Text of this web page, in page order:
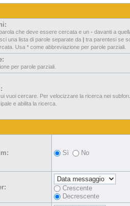
che deve essere cercata e un - davanti a
una lista di parole separate da | tra parentesi se
Usa * come abbreviazione per parole parziali.
per parole parziali.
vuoi cercare. Per velocizzare la ricerca nei
e abilita la ricerca.
Sì No
Crescente
Decrescente